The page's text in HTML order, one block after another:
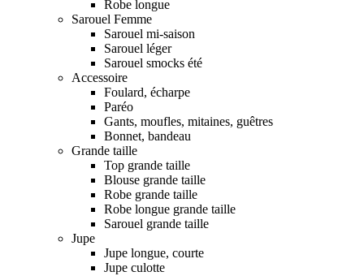
Robe longue
Sarouel Femme
Sarouel mi-saison
Sarouel léger
Sarouel smocks été
Accessoire
Foulard, écharpe
Paréo
Gants, moufles, mitaines, guêtres
Bonnet, bandeau
Grande taille
Top grande taille
Blouse grande taille
Robe grande taille
Robe longue grande taille
Sarouel grande taille
Jupe
Jupe longue, courte
Jupe culotte